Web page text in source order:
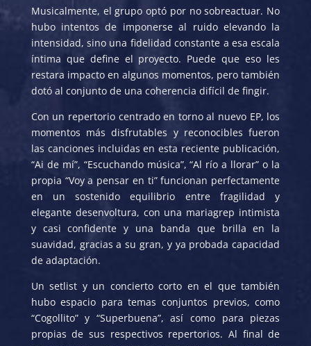
Musicalmente, el grupo optó por no sobreactuar. No
hubo intentos de imponerse al ruido elevando la
intensidad, sino una fidelidad constante a esa escala
íntima que define el proyecto. Puede que eso les
restara impacto en algunos momentos, pero también
dotó al conjunto de una coherencia difícil de fingir.
Con un repertorio centrado en torno al nuevo EP, los
momentos más disfrutables y reconocibles fueron
las canciones incluidas en esta reciente publicación,
“Ai de mí”, “Escuchando música”, “Al río a llorar” o la
propia “Voy a pensar en ti” funcionan perfectamente
en un sostenido equilibrio entre fragilidad y
elegante desenvoltura, con una mariagrep intimista
y casi confidente y una banda que brilla en la
suavidad, gracias a su gran, y ya probada capacidad
de adaptación.
Un setlist y un concierto corto en el que también
hubo espacio para temas conjuntos previos, como
“Cogollito” y “Superbuena”, así como para piezas
propias de sus respectivos repertorios. Al final de